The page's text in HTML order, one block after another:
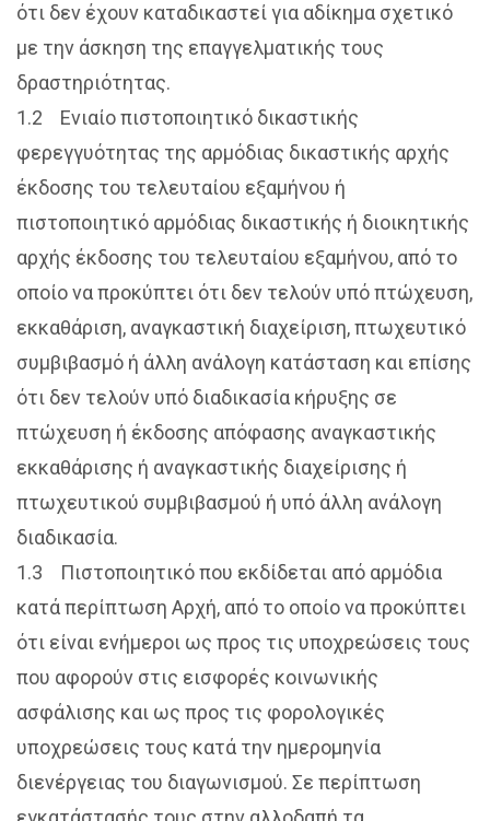
ότι δεν έχουν καταδικαστεί για αδίκημα σχετικό
με την άσκηση της επαγγελματικής τους
δραστηριότητας.
1.2 Ενιαίο πιστοποιητικό δικαστικής
φερεγγυότητας της αρμόδιας δικαστικής αρχής
έκδοσης του τελευταίου εξαμήνου ή
πιστοποιητικό αρμόδιας δικαστικής ή διοικητικής
αρχής έκδοσης του τελευταίου εξαμήνου, από το
οποίο να προκύπτει ότι δεν τελούν υπό πτώχευση,
εκκαθάριση, αναγκαστική διαχείριση, πτωχευτικό
συμβιβασμό ή άλλη ανάλογη κατάσταση και επίσης
ότι δεν τελούν υπό διαδικασία κήρυξης σε
πτώχευση ή έκδοσης απόφασης αναγκαστικής
εκκαθάρισης ή αναγκαστικής διαχείρισης ή
πτωχευτικού συμβιβασμού ή υπό άλλη ανάλογη
διαδικασία.
1.3 Πιστοποιητικό που εκδίδεται από αρμόδια
κατά περίπτωση Αρχή, από το οποίο να προκύπτει
ότι είναι ενήμεροι ως προς τις υποχρεώσεις τους
που αφορούν στις εισφορές κοινωνικής
ασφάλισης και ως προς τις φορολογικές
υποχρεώσεις τους κατά την ημερομηνία
διενέργειας του διαγωνισμού. Σε περίπτωση